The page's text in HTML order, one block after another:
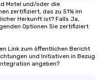
Motel und/oder die
zertifiziert, das zu 51% im
Herkunft ist? Falls Ja,
Optionen Sie zertifiziert
Link zum öffentlichen Bericht
und Initiativen in Bezug
angeben?